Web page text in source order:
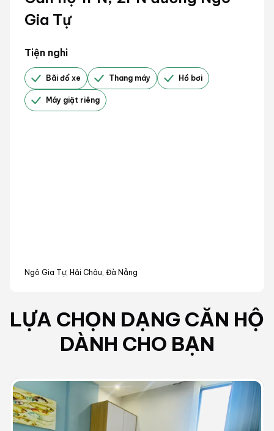
Gia Tự
Tiện nghi
Bãi đổ xe Thang máy Hồ bơi
Máy giặt riêng
Ngô Gia Tự, Hải Châu, Đà Nẵng
LỰA CHỌN DẠNG CĂN HỘ
DÀNH CHO BẠN